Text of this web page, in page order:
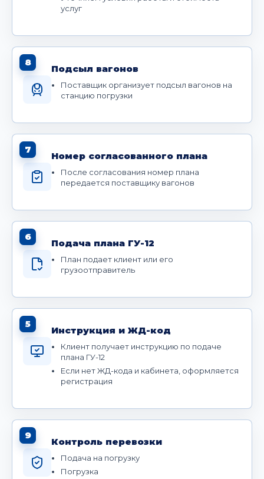
услуг
8
Подсыл вагонов
Поставщик организует подсыл вагонов на
станцию погрузки
7
Номер согласованного плана
После согласования номер плана
передается поставщику вагонов
6
Подача плана ГУ-12
План подает клиент или его
грузоотправитель
5
Инструкция и ЖД-код
Клиент получает инструкцию по подаче
плана ГУ-12
Если нет ЖД-кода и кабинета, оформляется
регистрация
9
Контроль перевозки
Подача на погрузку
Погрузка